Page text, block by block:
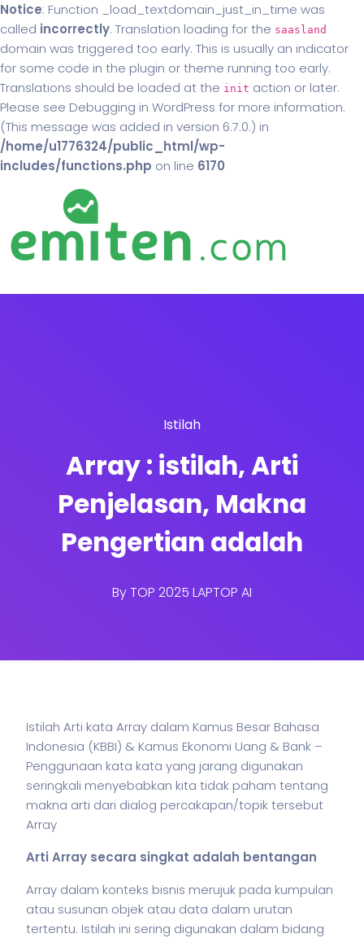
Notice: Function _load_textdomain_just_in_time was
called incorrectly. Translation loading for the saasland
domain was triggered too early. This is usually an indicator
for some code in the plugin or theme running too early.
Translations should be loaded at the init action or later.
Please see Debugging in WordPress for more information.
(This message was added in version 6.7.0.) in
/home/u1776324/public_html/wp-
includes/functions.php on line 6170
Istilah
Array : istilah, Arti
Penjelasan, Makna
Pengertian adalah
ByTOP 2025 LAPTOP AI
Istilah Arti kata Array dalam Kamus Besar Bahasa
Indonesia (KBBI) & Kamus Ekonomi Uang & Bank –
Penggunaan kata kata yang jarang digunakan
seringkali menyebabkan kita tidak paham tentang
makna arti dari dialog percakapan/topik tersebut
Array
Arti Array secara singkat adalah bentangan
Array dalam konteks bisnis merujuk pada kumpulan
atau susunan objek atau data dalam urutan
tertentu. Istilah ini sering digunakan dalam bidang